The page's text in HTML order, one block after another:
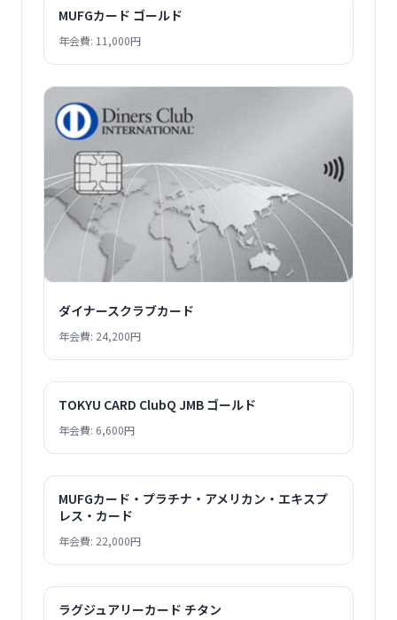
MUFGカード ゴールド
年会費: 11,000円
ダイナースクラブカード
年会費: 24,200円
TOKYU CARD ClubQ JMB ゴールド
年会費: 6,600円
MUFGカード・プラチナ・アメリカン・エキスプ
レス・カード
年会費: 22,000円
ラグジュアリーカード チタン